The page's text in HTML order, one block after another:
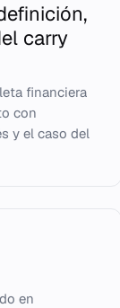
carry
financiera
con
y el caso del
en